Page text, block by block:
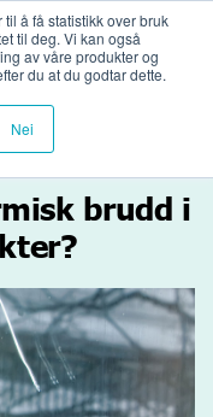
å få statistikk over bruk
til deg. Vi kan også
av våre produkter og
du at du godtar dette.
Nei
Bli medlemsbedriftLogg inn
brudd i